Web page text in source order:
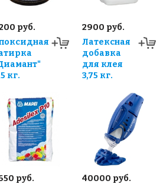
руб.
кг.
2900 руб.
Латексная
добавка
для клея
3,75 кг.
руб.
40000 руб.